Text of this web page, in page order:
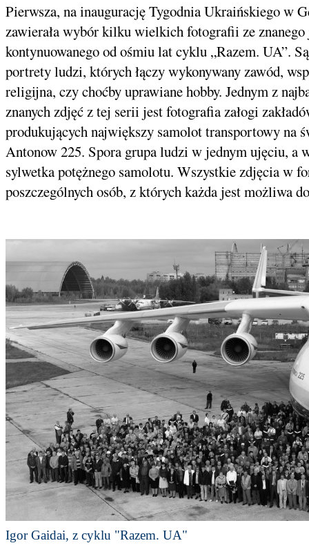
Pierwsza, na inaugurację Tygodnia Ukraińskiego w
zawierała wybór kilku wielkich fotografii ze znanego
kontynuowanego od ośmiu lat cyklu „Razem. UA”.
portrety ludzi, których łączy wykonywany zawód,
religijna, czy choćby uprawiane hobby. Jednym z
znanych zdjęć z tej serii jest fotografia załogi
produkujących największy samolot transportowy na
Antonow 225. Spora grupa ludzi w jednym ujęciu, a
sylwetka potężnego samolotu. Wszystkie zdjęcia w
poszczególnych osób, z których każda jest możliwa
Igor Gaidai, z cyklu "Razem. UA"